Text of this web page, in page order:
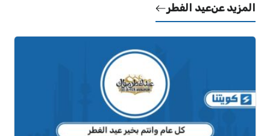
المزيد عنعيد الفطر